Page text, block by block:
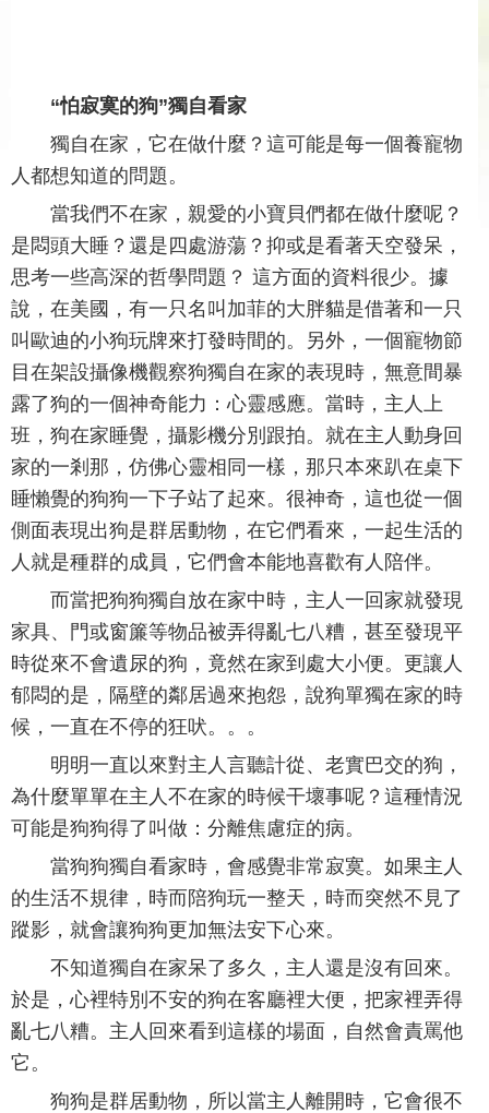
“怕寂寞的狗”獨自看家
獨自在家，它在做什麼？這可能是每一個養寵物
人都想知道的問題。
當我們不在家，親愛的小寶貝們都在做什麼呢？
是悶頭大睡？還是四處游蕩？抑或是看著天空發呆，
思考一些高深的哲學問題？ 這方面的資料很少。據
說，在美國，有一只名叫加菲的大胖貓是借著和一只
叫歐迪的小狗玩牌來打發時間的。另外，一個寵物節
目在架設攝像機觀察狗獨自在家的表現時，無意間暴
露了狗的一個神奇能力：心靈感應。當時，主人上
班，狗在家睡覺，攝影機分別跟拍。就在主人動身回
家的一剎那，仿佛心靈相同一樣，那只本來趴在桌下
睡懶覺的狗狗一下子站了起來。很神奇，這也從一個
側面表現出狗是群居動物，在它們看來，一起生活的
人就是種群的成員，它們會本能地喜歡有人陪伴。
而當把狗狗獨自放在家中時，主人一回家就發現
家具、門或窗簾等物品被弄得亂七八糟，甚至發現平
時從來不會遺尿的狗，竟然在家到處大小便。更讓人
郁悶的是，隔壁的鄰居過來抱怨，說狗單獨在家的時
候，一直在不停的狂吠。。。
明明一直以來對主人言聽計從、老實巴交的狗，
為什麼單單在主人不在家的時候干壞事呢？這種情況
可能是狗狗得了叫做：分離焦慮症的病。
當狗狗獨自看家時，會感覺非常寂寞。如果主人
的生活不規律，時而陪狗玩一整天，時而突然不見了
蹤影，就會讓狗狗更加無法安下心來。
不知道獨自在家呆了多久，主人還是沒有回來。
於是，心裡特別不安的狗在客廳裡大便，把家裡弄得
亂七八糟。主人回來看到這樣的場面，自然會責罵他
它。
狗狗是群居動物，所以當主人離開時，它會很不